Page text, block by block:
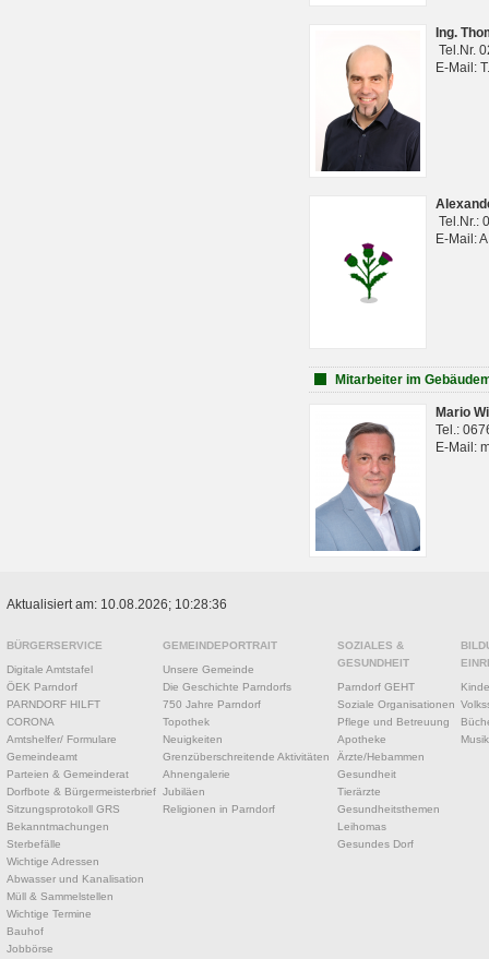
Ing.
Tel.Nr.
E-Mail:
Tel.Nr.:
E-Mail:
Mitarbeiter im
Mario
Tel.:
E-Mail:
Aktualisiert am: 10.08.2026; 10:28:36
BÜRGERSERVICE
Digitale Amtstafel
ÖEK Parndorf
PARNDORF HILFT
CORONA
Amtshelfer/ Formulare
Gemeindeamt
Parteien & Gemeinderat
Dorfbote & Bürgermeisterbrief
Sitzungsprotokoll GRS
Bekanntmachungen
Sterbefälle
Wichtige Adressen
Abwasser und Kanalisation
Müll & Sammelstellen
Wichtige Termine
Bauhof
Jobbörse
GEMEINDEPORTRAIT
Unsere Gemeinde
Die Geschichte Parndorfs
750 Jahre Parndorf
Topothek
Neuigkeiten
Grenzüberschreitende Aktivitäten
Ahnengalerie
Jubiläen
Religionen in Parndorf
SOZIALES &
GESUNDHEIT
Parndorf GEHT
Soziale Organisationen
Pflege und Betreuung
Apotheke
Ärzte/Hebammen
Gesundheit
Tierärzte
Gesundheitsthemen
Leihomas
Gesundes Dorf